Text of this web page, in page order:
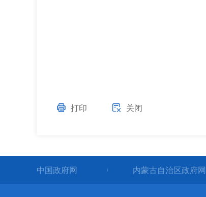
打印 关闭
中国政府网 内蒙古自治区政府网